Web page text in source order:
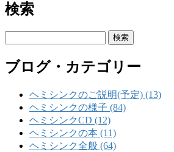
検索
ブログ・カテゴリー
ヘミシンクのご説明(予定) (13)
ヘミシンクの様子 (84)
ヘミシンクCD (12)
ヘミシンクの本 (11)
ヘミシンク全般 (64)